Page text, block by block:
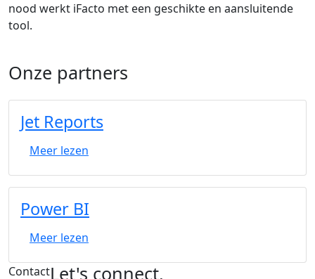
nood werkt iFacto met een geschikte en aansluitende
tool.
Onze partners
Jet Reports
Meer lezen
Power BI
Meer lezen
ContactLet's connect.